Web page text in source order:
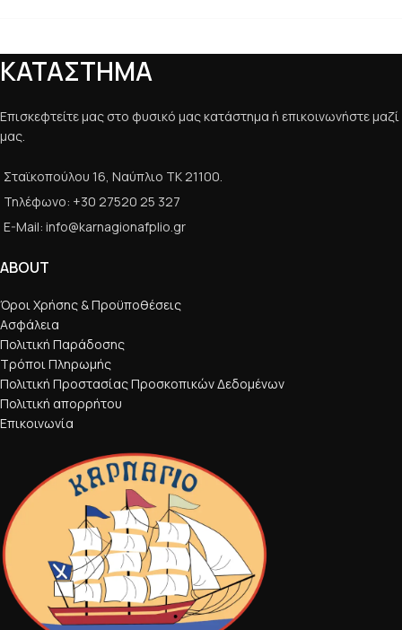
ΚΑΤΑΣΤΗΜΑ
Επισκεφτείτε μας στο φυσικό μας κατάστημα ή επικοινωνήστε μαζί
μας.
Σταϊκοπούλου 16, Ναύπλιο ΤΚ 21100.
Τηλέφωνο: +30 27520 25 327
E-Mail: info@karnagionafplio.gr
ABOUT
Όροι Χρήσης & Προϋποθέσεις
Ασφάλεια
Πολιτική Παράδοσης
Τρόποι Πληρωμής
Πολιτική Προστασίας Προσκοπικών Δεδομένων
Πολιτική απορρήτου
Επικοινωνία